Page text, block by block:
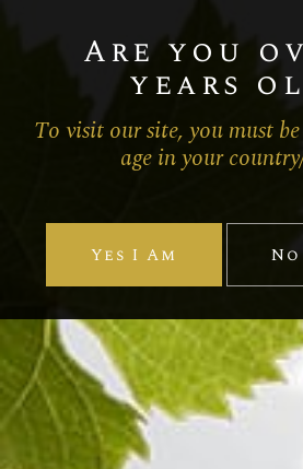
Are you
years
To visit our site, you must
age in your
Yes I Am
Visit also